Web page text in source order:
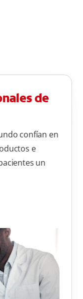
de
confían en
e
un